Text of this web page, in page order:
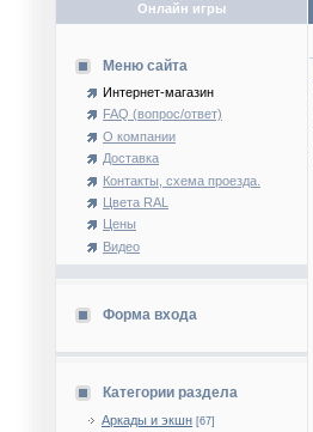
Онлайн игры
Меню сайта
Интернет-магазин
FAQ (вопрос/ответ)
О компании
Доставка
Контакты, схема проезда.
Цвета RAL
Цены
Видео
Форма входа
Категории раздела
Аркады и экшн [67]